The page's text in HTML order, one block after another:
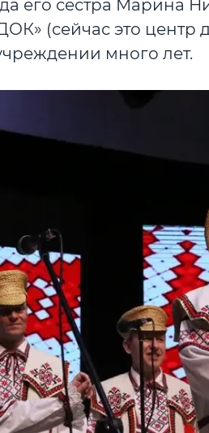
его сестра Марина
(сейчас это центр
много лет.